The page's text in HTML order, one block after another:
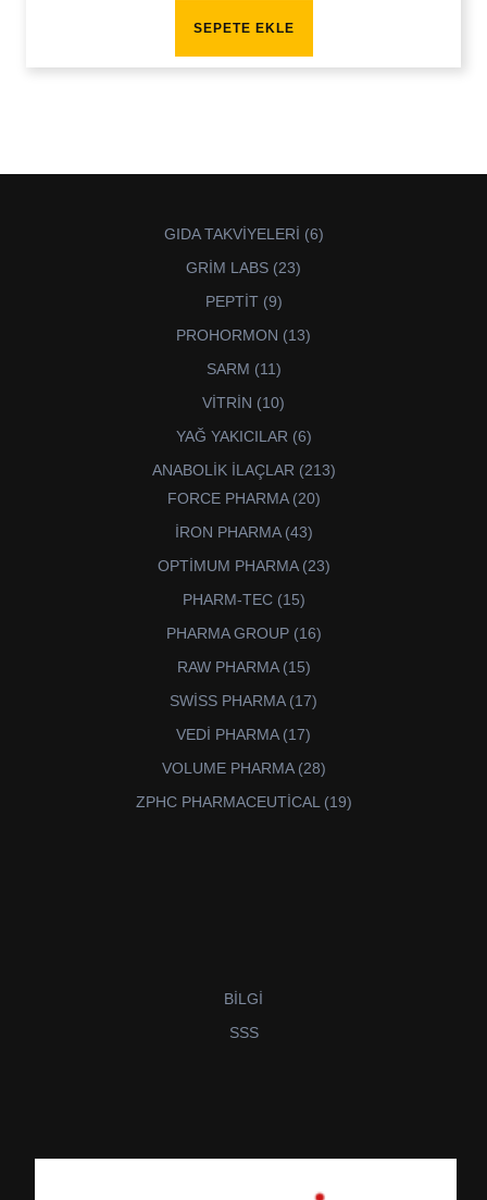
SEPETE EKLE
GIDA TAKVİYELERİ 66
GRİM LABS 2323
PEPTİT 99
PROHORMON 1313
SARM 1111
VİTRİN 1010
YAĞ YAKICILAR 66
ANABOLİK İLAÇLAR 213213
FORCE PHARMA 2020
İRON PHARMA 4343
OPTİMUM PHARMA 2323
PHARM-TEC 1515
PHARMA GROUP 1616
RAW PHARMA 1515
SWİSS PHARMA 1717
VEDİ PHARMA 1717
VOLUME PHARMA 2828
ZPHC PHARMACEUTİCAL 1919
BİLGİ
SSS